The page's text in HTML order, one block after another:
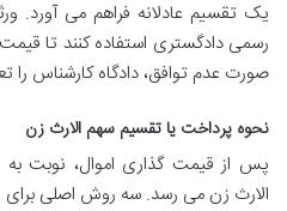
یک تقسیم عادلانه فراهم می آورد.
رسمی دادگستری استفاده کنند تا
صورت عدم توافق، دادگاه کارشناس را
نحوه پرداخت یا تقسیم سهم الارث زن
پس از قیمت گذاری اموال، نوبت
الارث زن می رسد. سه روش اصلی برای